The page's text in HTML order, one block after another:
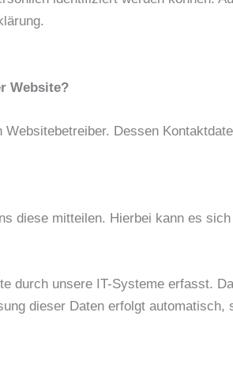
Website?
Dessen
diese mitteilen. Hierbei kann es
durch unsere IT-Systeme erfasst.
dieser Daten erfolgt automatisch,